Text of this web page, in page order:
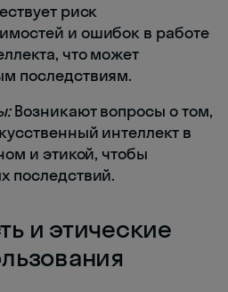
риск
и ошибок в работе
что может
последствиям.
Возникают вопросы о том,
интеллект в
и этикой, чтобы
последствий.
и этические